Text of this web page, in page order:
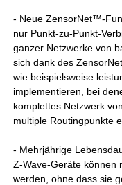
- Neue ZensorNet™-
nur Punkt-zu-Punkt-
ganzer Netzwerke von
sich dank des
wie beispielsweise
implementieren, bei
komplettes Netzwerk
multiple Routingpunkte
- Mehrjährige
Z-Wave-Geräte können
werden, ohne dass sie